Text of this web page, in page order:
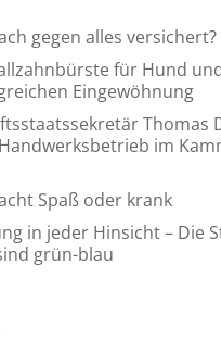
gegen alles versichert?
für Hund
Eingewöhnung
Thomas
im
Spaß oder krank
in jeder Hinsicht – Die
grün-blau